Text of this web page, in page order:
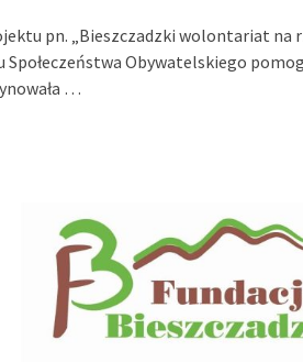
pn. „Bieszczadzki wolontariat na
Obywatelskiego
…